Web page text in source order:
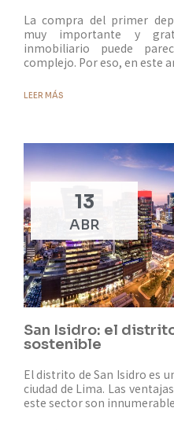
La compra del primer
muy importante y
inmobiliario puede
complejo. Por eso, en este
LEER MÁS
San Isidro: el
sostenible
13
ABR
El distrito de San Isidro es
ciudad de Lima. Las
este sector son